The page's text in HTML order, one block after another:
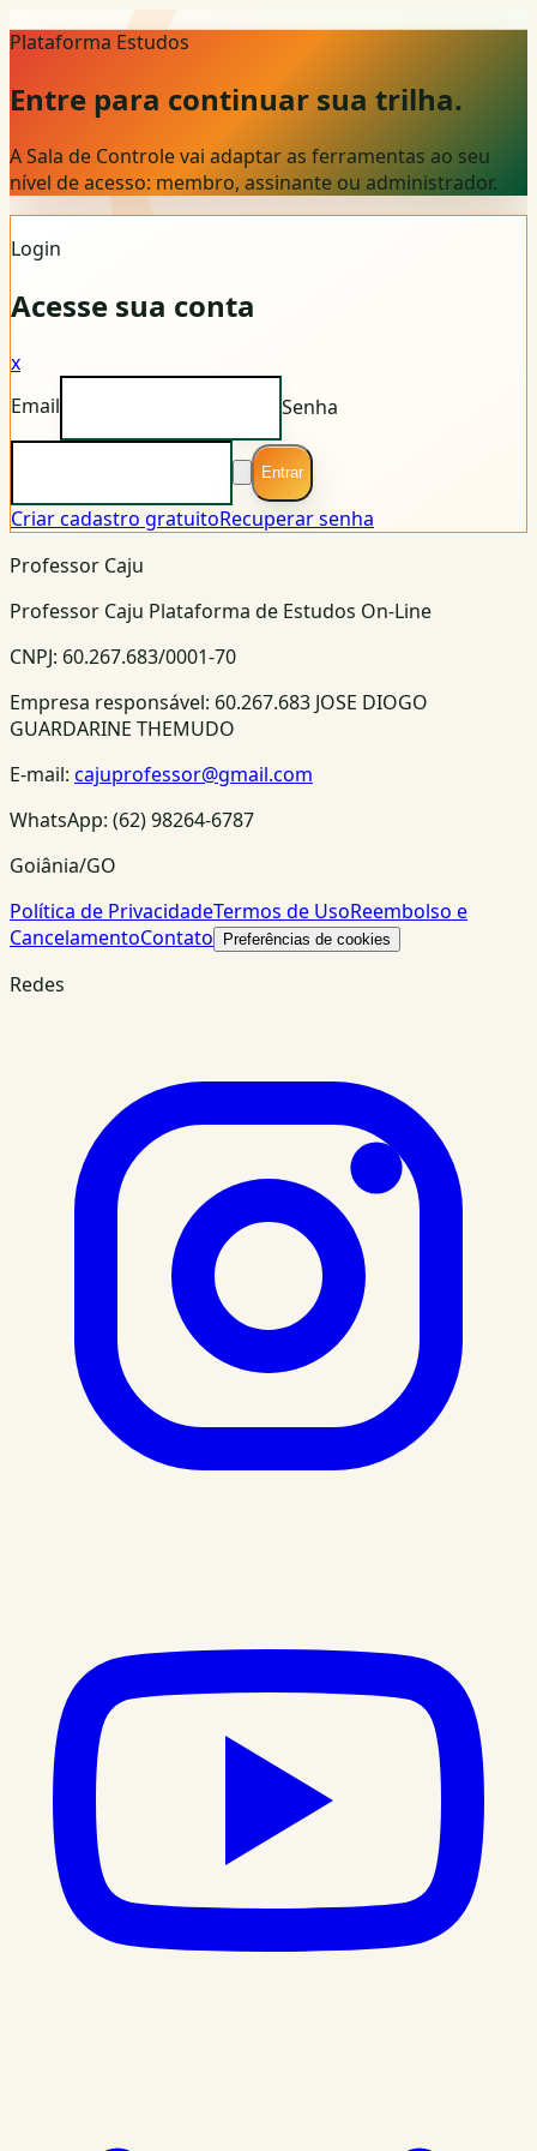
Plataforma Estudos
Entre para continuar sua trilha.
A Sala de Controle vai adaptar as ferramentas ao seu
nível de acesso: membro, assinante ou administrador.
Login
Acesse sua conta
x
Email
Senha
Entrar
Criar cadastro gratuitoRecuperar senha
Professor Caju
Professor Caju Plataforma de Estudos On-Line
CNPJ: 60.267.683/0001-70
Empresa responsável: 60.267.683 JOSE DIOGO
GUARDARINE THEMUDO
E-mail: cajuprofessor@gmail.com
WhatsApp: (62) 98264-6787
Goiânia/GO
Política de PrivacidadeTermos de UsoReembolso e
CancelamentoContato Preferências de cookies
Redes